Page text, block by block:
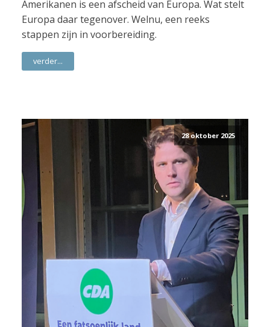
Amerikanen is een afscheid van Europa. Wat stelt
Europa daar tegenover. Welnu, een reeks
stappen zijn in voorbereiding.
verder...
28 oktober 2025